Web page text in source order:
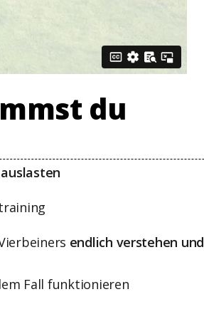
du
endlich verstehen und
Fall funktionieren